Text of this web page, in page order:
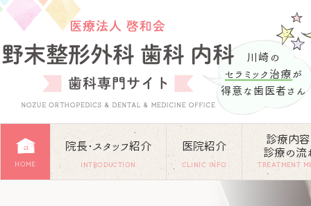
川崎の
セラミック治療 が
得意な歯医者さん
HOME
院長･スタッフ紹介
INTRODUCTION
医院紹介
CLINIC INFO
診療内
診療の流
TREATMENT